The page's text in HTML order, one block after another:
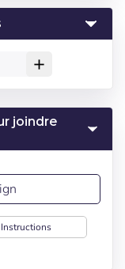
add
joindre
Instructions